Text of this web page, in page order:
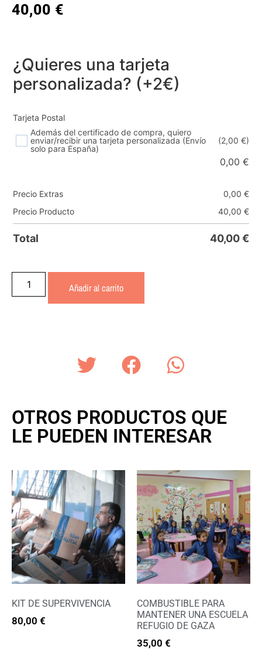
40,00 €
¿Quieres una tarjeta
personalizada? (+2€)
Tarjeta Postal
Además del certificado de compra, quiero
enviar/recibir una tarjeta personalizada (Envío
solo para España)
(2,00 €)
0,00 €
Precio Extras 0,00 €
Precio Producto
40,00 €
Total 40,00€
Añadir al carrito
OTROS PRODUCTOS QUE
LE PUEDEN INTERESAR
KIT DE SUPERVIVENCIA
80,00 €
COMBUSTIBLE PARA
MANTENER UNA ESCUELA
REFUGIO DE GAZA
35,00 €